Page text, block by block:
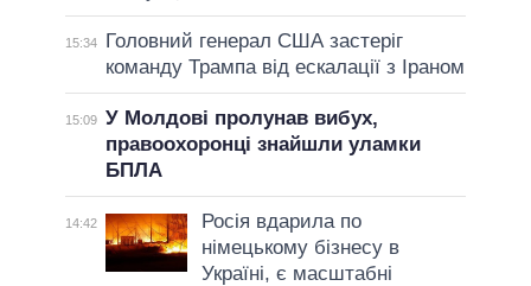
15:34
Головний генерал США застеріг
команду Трампа від ескалації з Іраном
15:09 У Молдові пролунав вибух,
правоохоронці знайшли уламки
БПЛА
14:42
Росія вдарила по
німецькому бізнесу в
Україні, є масштабні